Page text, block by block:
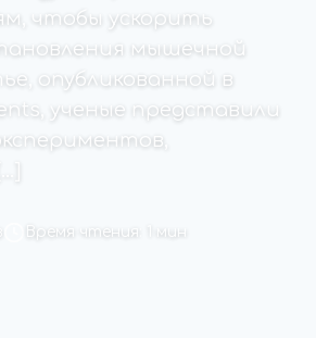
чтобы ускорить
мышечной
опубликованной в
ученые представили
Время чтения: 1 мин